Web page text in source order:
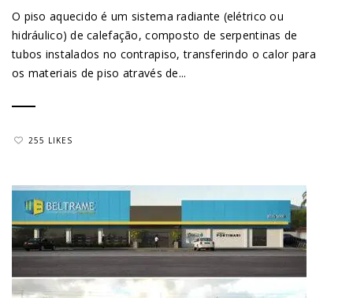
O piso aquecido é um sistema radiante (elétrico ou
hidráulico) de calefação, composto de serpentinas de
tubos instalados no contrapiso, transferindo o calor para
os materiais de piso através de...
255 LIKES